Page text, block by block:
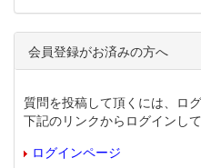
会員登録がお済みの方へ
質問を投稿して頂くには、ロ
下記のリンクからログインして
ログインページ